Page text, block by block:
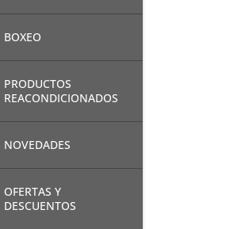
BOXEO
PRODUCTOS
REACONDICIONADOS
NOVEDADES
OFERTAS Y
DESCUENTOS